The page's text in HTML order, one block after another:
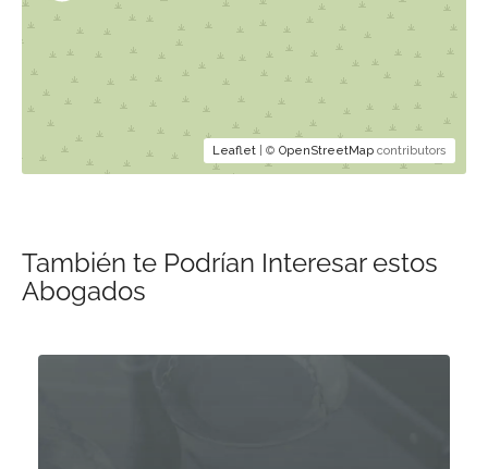
Leaflet | © OpenStreetMap contributors
También te Podrían Interesar estos
Abogados